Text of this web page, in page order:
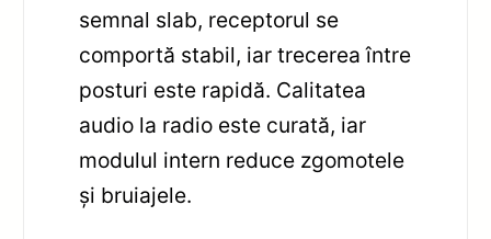
semnal slab, receptorul se
comportă stabil, iar trecerea între
posturi este rapidă. Calitatea
audio la radio este curată, iar
modulul intern reduce zgomotele
și bruiajele.